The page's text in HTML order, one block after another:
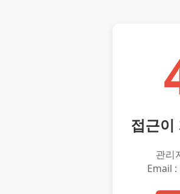
접근이
관리
Email